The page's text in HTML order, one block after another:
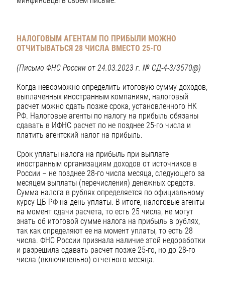
НАЛОГОВЫМ АГЕНТАМ ПО ПРИБЫЛИ МОЖНО
ОТЧИТЫВАТЬСЯ 28 ЧИСЛА ВМЕСТО 25-ГО
(Письмо ФНС России от 24.03.2023 г. № СД-4-3/3570@)
Когда невозможно определить итоговую сумму доходов,
выплаченных иностранным компаниям, налоговый
расчет можно сдать позже срока, установленного НК
РФ. Налоговые агенты по налогу на прибыль обязаны
сдавать в ИФНС расчет по не позднее 25-го числа и
платить агентский налог на прибыль.
Срок уплаты налога на прибыль при выплате
иностранным организациям доходов от источников в
России – не позднее 28-го числа месяца, следующего за
месяцем выплаты (перечисления) денежных средств.
Сумма налога в рублях определяется по официальному
курсу ЦБ РФ на день уплаты. В итоге, налоговые агенты
на момент сдачи расчета, то есть 25 числа, не могут
знать об итоговой сумме налога на прибыль в рублях,
так как определяют ее на момент уплаты, то есть 28
числа. ФНС России признала наличие этой недоработки
и разрешила сдавать расчет позже 25-го, но до 28-го
числа (включительно) отчетного месяца.